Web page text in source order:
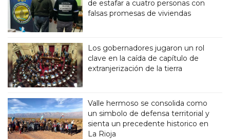
de estafar a cuatro personas con
falsas promesas de viviendas
Los gobernadores jugaron un rol
clave en la caída de capítulo de
extranjerización de la tierra
Valle hermoso se consolida como
un simbolo de defensa territorial y
sienta un precedente historico en
La Rioja